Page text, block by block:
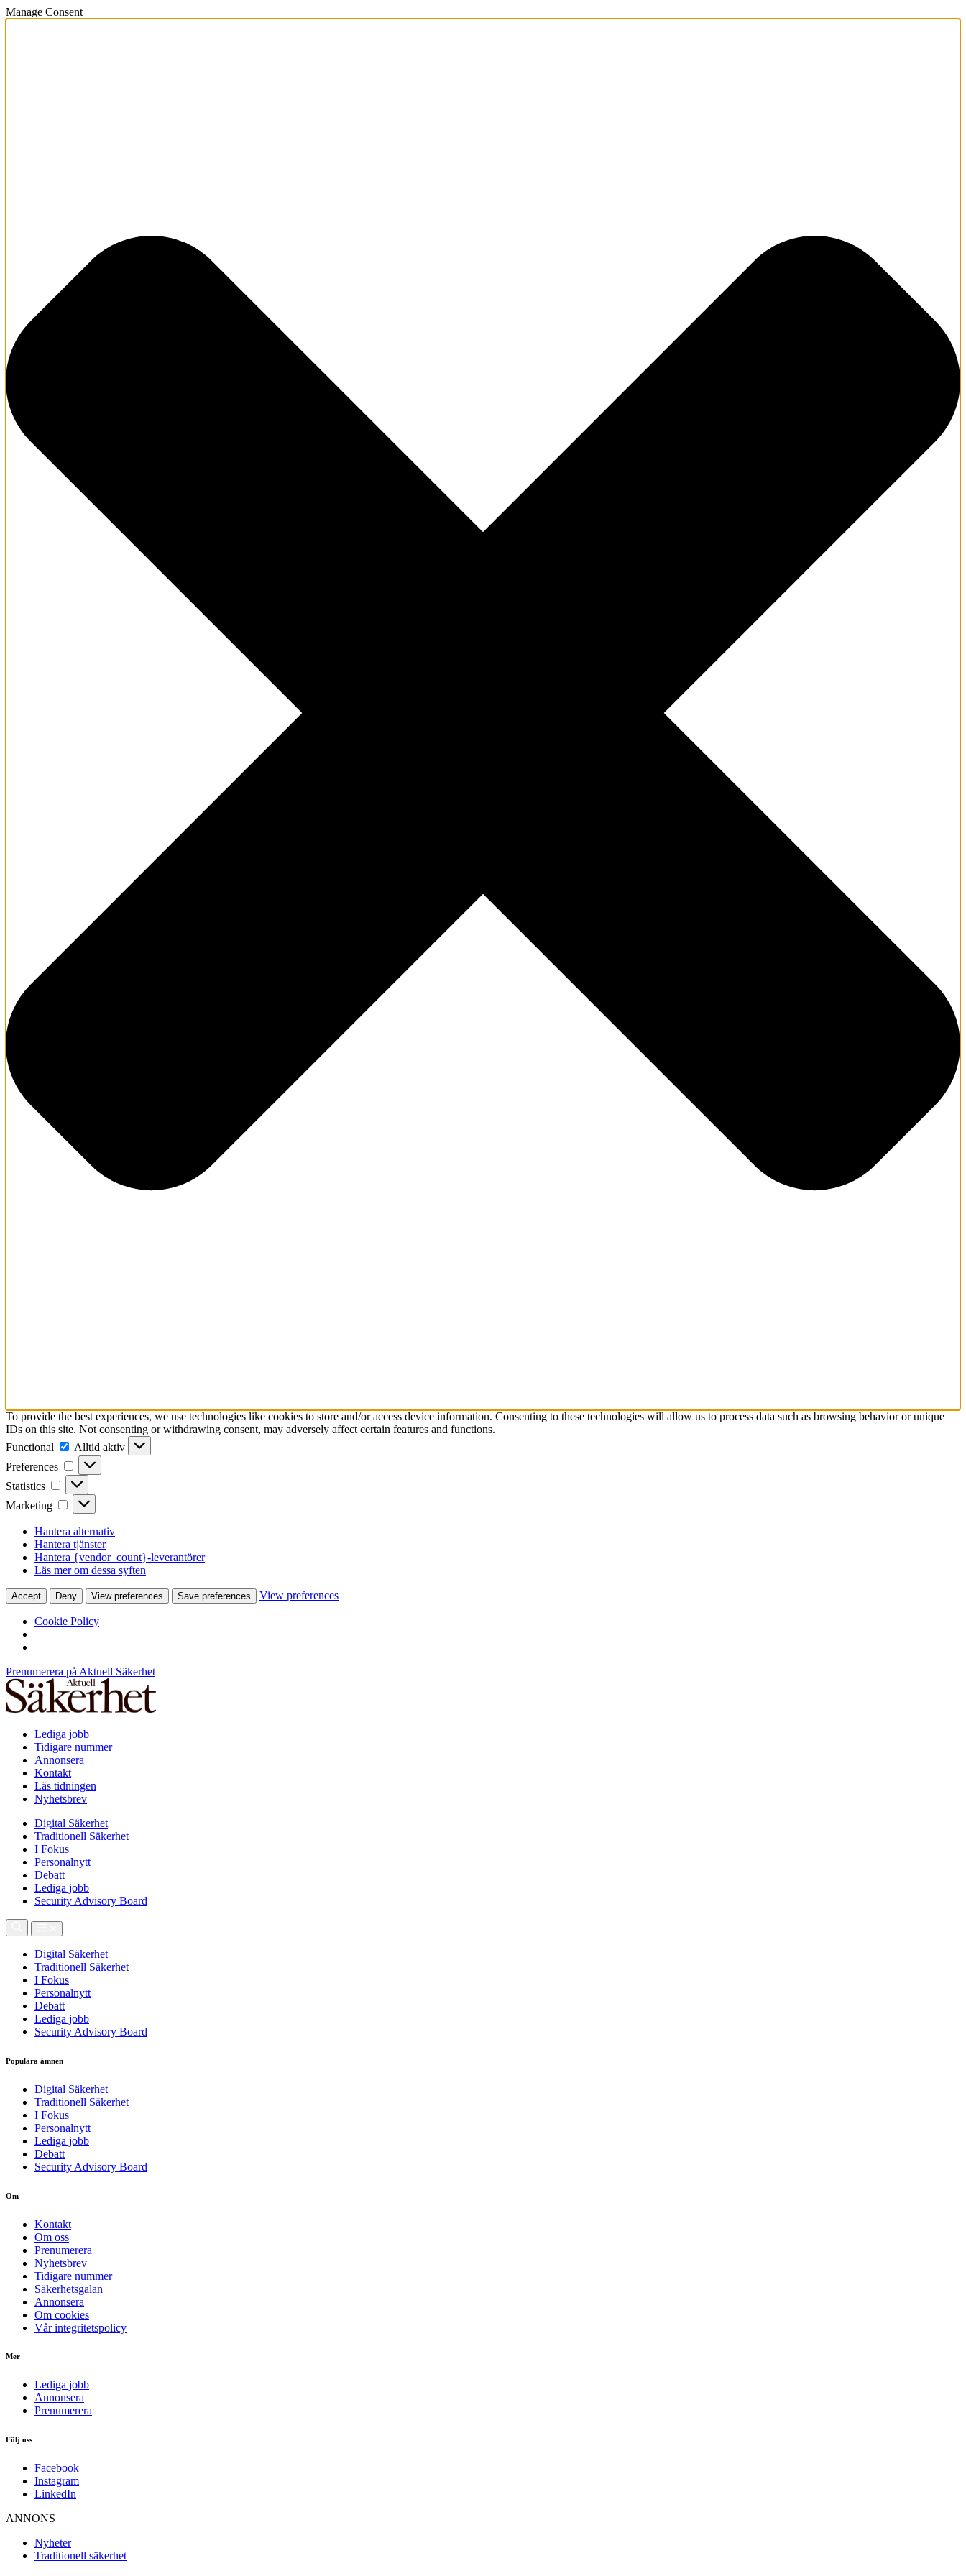
Manage Consent
To provide the best experiences, we use technologies like cookies to store and/or access device information. Consenting to these technologies will allow us to process data such as browsing behavior or unique
IDs on this site. Not consenting or withdrawing consent, may adversely affect certain features and functions.
Functional
Functional
Alltid aktiv
Preferences
Preferences
Statistics Statistics
Marketing Marketing
Hantera alternativ
Hantera tjänster
Hantera {vendor_count}-leverantörer
Läs mer om dessa syften
Accept Deny View preferences Save preferences View preferences
Cookie Policy
Prenumerera på Aktuell Säkerhet
Lediga jobb
Tidigare nummer
Annonsera
Kontakt
Läs tidningen
Nyhetsbrev
Digital Säkerhet
Traditionell Säkerhet
I Fokus
Personalnytt
Debatt
Lediga jobb
Security Advisory Board
Digital Säkerhet
Traditionell Säkerhet
I Fokus
Personalnytt
Debatt
Lediga jobb
Security Advisory Board
Populära ämnen
Digital Säkerhet
Traditionell Säkerhet
I Fokus
Personalnytt
Lediga jobb
Debatt
Security Advisory Board
Om
Kontakt
Om oss
Prenumerera
Nyhetsbrev
Tidigare nummer
Säkerhetsgalan
Annonsera
Om cookies
Vår integritetspolicy
Mer
Lediga jobb
Annonsera
Prenumerera
Följ oss
Facebook
Instagram
LinkedIn
ANNONS
Nyheter
Traditionell säkerhet